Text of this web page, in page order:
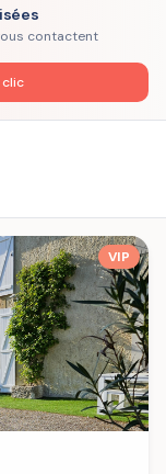
contactent
clic
VIP